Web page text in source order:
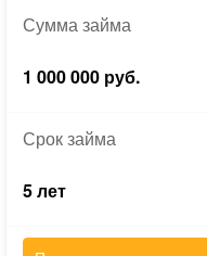
Суммазайма
1 000 000 руб.
Срокзайма
5 лет